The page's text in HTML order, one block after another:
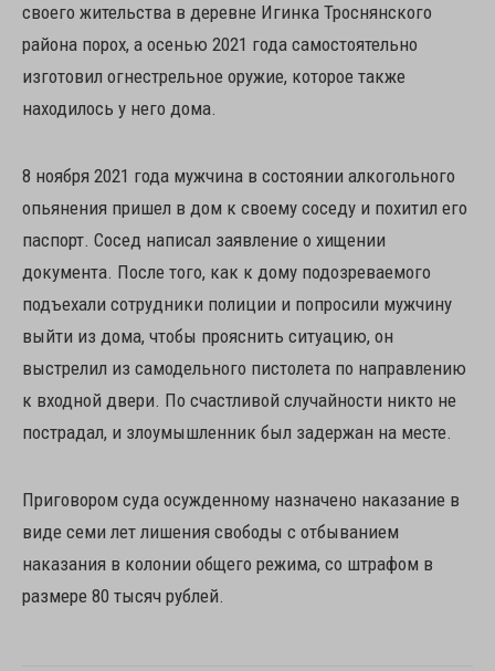
своего жительства в деревне Игинка Троснянского
района порох, а осенью 2021 года самостоятельно
изготовил огнестрельное оружие, которое также
находилось у него дома.
8 ноября 2021 года мужчина в состоянии алкогольного
опьянения пришел в дом к своему соседу и похитил его
паспорт. Сосед написал заявление о хищении
документа. После того, как к дому подозреваемого
подъехали сотрудники полиции и попросили мужчину
выйти из дома, чтобы прояснить ситуацию, он
выстрелил из самодельного пистолета по направлению
к входной двери. По счастливой случайности никто не
пострадал, и злоумышленник был задержан на месте.
Приговором суда осужденному назначено наказание в
виде семи лет лишения свободы с отбыванием
наказания в колонии общего режима, со штрафом в
размере 80 тысяч рублей.